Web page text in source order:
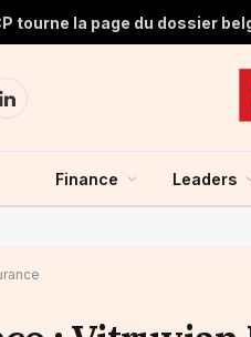
tourne la page du dossier
LinkedIn
Finance Leaders